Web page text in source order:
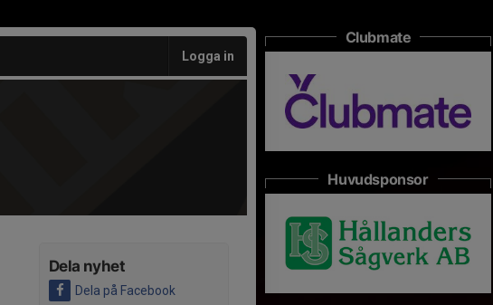
Logga in
Dela nyhet
Dela på Facebook
Clubmate
Huvudsponsor